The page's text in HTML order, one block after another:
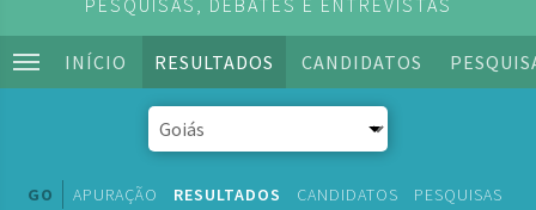
PESQUISAS, DEBATES E ENTREVISTAS
INÍCIO RESULTADOS CANDIDATOS
GO APURAÇÃO RESULTADOS CANDIDATOS PESQUISAS